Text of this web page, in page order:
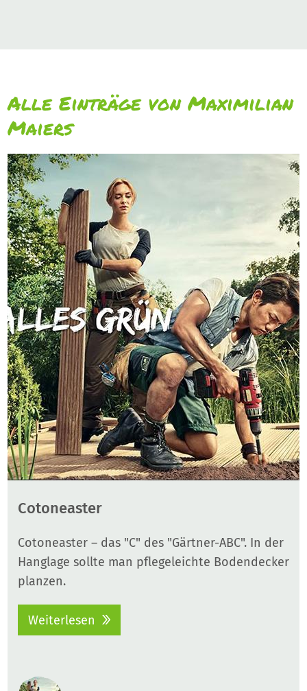
Alle Einträge von Maximilian
Maiers
Cotoneaster
Cotoneaster – das "C" des "Gärtner-ABC". In der
Hanglage sollte man pflegeleichte Bodendecker
planzen.
Weiterlesen